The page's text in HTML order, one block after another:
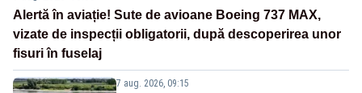
Alertă în aviație! Sute de avioane Boeing 737 MAX,
vizate de inspecții obligatorii, după descoperirea unor
fisuri în fuselaj
7 aug. 2026, 09:15